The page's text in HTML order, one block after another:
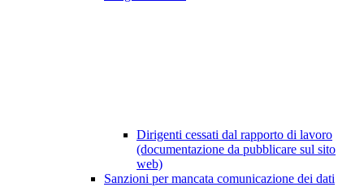
Dirigenti cessati dal rapporto di lavoro
(documentazione da pubblicare sul sito
web)
Sanzioni per mancata comunicazione dei dati